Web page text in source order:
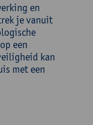
en
je vanuit
een
kan
met een